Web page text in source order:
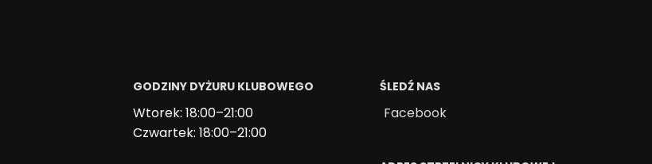
GODZINY DYŻURU KLUBOWEGO
Wtorek: 18:00–21:00
Czwartek: 18:00–21:00
ŚLEDŹ NAS
Facebook